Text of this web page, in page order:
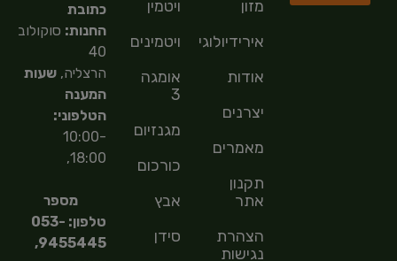
מזון
אירידיולוגיה
אודות
יצרנים
מאמרים
תקנון
אתר
הצהרת
נגישות
ויטמין
ויטמינים
אומגה
3
מגנזיום
כורכום
אבץ
סידן
כתובת
החנות: סוקולוב
40
הרצליה,שעות
המענה
הטלפוני:
10:00-
18:00,
מספר
טלפון: 053-
9455445,